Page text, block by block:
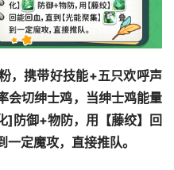
，携带好技能+五只欢呼声
会切绅士鸡，当绅士鸡能量
]防御+物防，用【藤绞】回
定魔攻，直接推队。